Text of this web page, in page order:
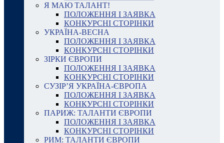
Я МАЮ ТАЛАНТ!
ПОЛОЖЕННЯ І ЗАЯВКА
КОНКУРСНІ СТОРІНКИ
УКРАЇНА-ВЕСНА
ПОЛОЖЕННЯ І ЗАЯВКА
КОНКУРСНІ СТОРІНКИ
ЗІРКИ ЄВРОПИ
ПОЛОЖЕННЯ І ЗАЯВКА
КОНКУРСНІ СТОРІНКИ
СУЗІР’Я УКРАЇНА-ЄВРОПА
ПОЛОЖЕННЯ І ЗАЯВКА
КОНКУРСНІ СТОРІНКИ
ПАРИЖ: ТАЛАНТИ ЄВРОПИ
ПОЛОЖЕННЯ І ЗАЯВКА
КОНКУРСНІ СТОРІНКИ
РИМ: ТАЛАНТИ ЄВРОПИ